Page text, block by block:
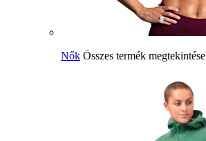
Nők Összes termék megtekintése